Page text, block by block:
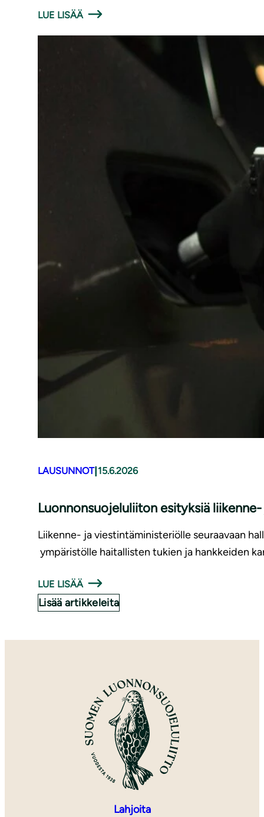
LUE LISÄÄ
LAUSUNNOT| 15.6.2026
Luonnonsuojeluliiton esityksiä
Liikenne- ja viestintäministeriölle seuraavaan
ympäristölle haitallisten tukien ja hankkeiden
LUE LISÄÄ
Lisää artikkeleita
Lahjoita